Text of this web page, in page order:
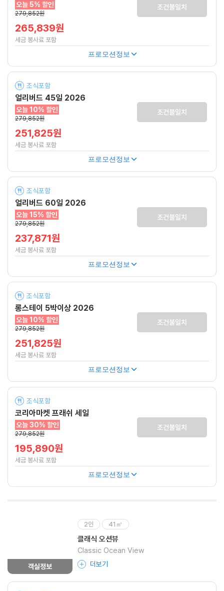
오늘 5% 할인
279,852원
265,839원
세금 봉사료 포함
조건불일치
프로모션정보
얼리버드 45일 2026
조식포함
오늘 10% 할인
279,852원
251,825원
세금 봉사료 포함
조건불일치
프로모션정보
얼리버드 60일 2026
조식포함
오늘 15% 할인
279,852원
237,871원
세금 봉사료 포함
조건불일치
프로모션정보
롱스테이 5박이상 2026
조식포함
오늘 10% 할인
279,852원
251,825원
세금 봉사료 포함
조건불일치
프로모션정보
코리아마켓 프래쉬 세일
조식포함
오늘 30% 할인
279,852원
195,890원
세금 봉사료 포함
조건불일치
프로모션정보
객실정보
2인 41㎡
클래식 오션뷰
Classic Ocean View
더보기